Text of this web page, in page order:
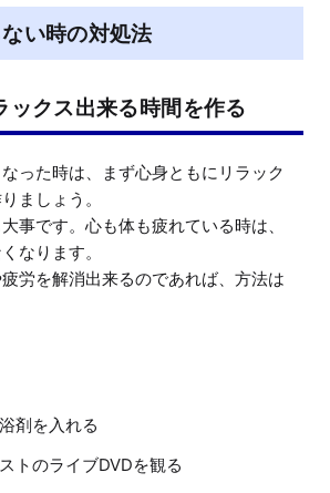
い時の対処法
ックス出来る時間を作る
った時は、まず心身ともにリラック
ましょう。
事です。心も体も疲れている時は、
なります。
労を解消出来るのであれば、方法は
剤を入れる
トのライブDVDを観る